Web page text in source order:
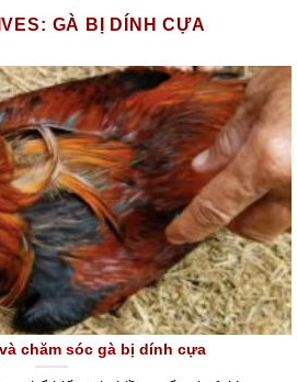
GÀ BỊ DÍNH CỰA
chăm sóc gà bị dính cựa